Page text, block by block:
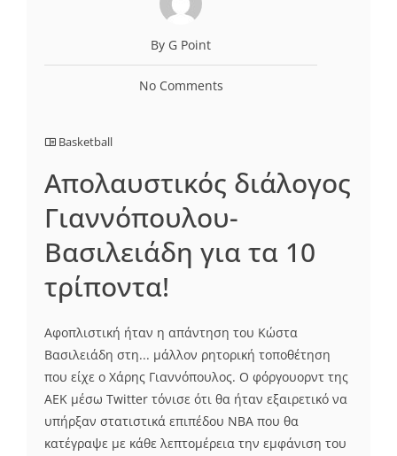
By G Point
No Comments
Basketball
Απολαυστικός διάλογος
Γιαννόπουλου-
Βασιλειάδη για τα 10
τρίποντα!
Αφοπλιστική ήταν η απάντηση του Κώστα
Βασιλειάδη στη... μάλλον ρητορική τοποθέτηση
που είχε ο Χάρης Γιαννόπουλος. Ο φόργουορντ της
ΑΕΚ μέσω Twitter τόνισε ότι θα ήταν εξαιρετικό να
υπήρξαν στατιστικά επιπέδου NBA που θα
κατέγραψε με κάθε λεπτομέρεια την εμφάνιση του